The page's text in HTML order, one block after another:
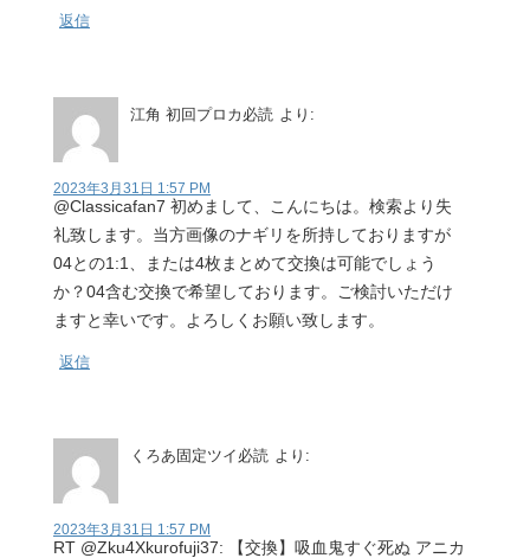
返信
江角 初回プロカ必読 より:
2023年3月31日 1:57 PM
@Classicafan7 初めまして、こんにちは。検索より失
礼致します。当方画像のナギリを所持しておりますが
04との1:1、または4枚まとめて交換は可能でしょう
か？04含む交換で希望しております。ご検討いただけ
ますと幸いです。よろしくお願い致します。
返信
くろあ固定ツイ必読 より:
2023年3月31日 1:57 PM
RT @Zku4Xkurofuji37: 【交換】吸血鬼すぐ死ぬ アニカ